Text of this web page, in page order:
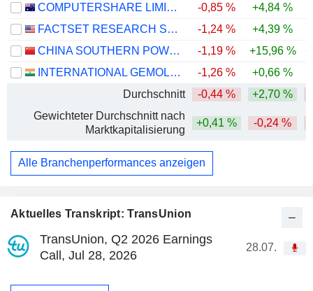
Aktuelles Transkript: TransUnion
TransUnion, Q2 2026 Earnings
Call, Jul 28, 2026
28.07.
COMPUTERSHARE LIMITED
-0,85 % +4,84 %
FACTSET RESEARCH SYSTEMS, INC.
-1,24 % +4,39 %
CHINA SOUTHERN POWER GRID TECHNOLOGY CO.,LTD
-1,19 % +15,96 %
INTERNATIONAL GEMOLOGICAL INSTITUTE LIMITED
-1,26 % +0,66 %
Durchschnitt
-0,44 % +2,70 %
Gewichteter Durchschnitt nach
Marktkapitalisierung
+0,41 % -0,24 %
Alle Branchenperformances anzeigen